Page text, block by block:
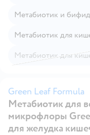
Метабиотик и
Метабиотик для
Метабиотик для
Green Leaf Formula
Метабиотик для
микрофлоры
для желудка